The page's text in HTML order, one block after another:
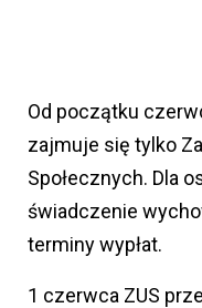
Od początku
zajmuje się tylko
Społecznych. Dla
świadczenie
terminy wypłat.
1 czerwca ZUS